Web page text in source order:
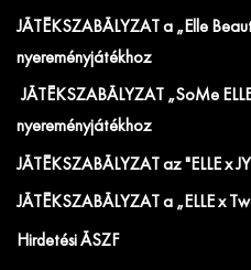
JÁTÉKSZABÁLYZAT a „Elle
nyereményjátékhoz
JÁTÉKSZABÁLYZAT „SoMe
nyereményjátékhoz
JÁTÉKSZABÁLYZAT az "ELLE x
JÁTÉKSZABÁLYZAT a „ELLE x
Hirdetési ÁSZF